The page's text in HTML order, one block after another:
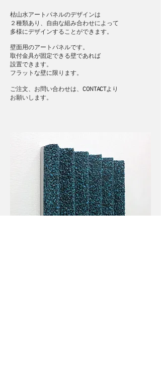
枯山水アートパネルのデザインは
２種類あり ​、自由な組み合わせによって
多様にデザインすることができます。
壁面用のアートパネルです。
取付金具が固定できる壁であれば
設置できます。
フラットな壁に限ります。
​ご注文、お問い合わせは、 CONTACTより
​お願いします。